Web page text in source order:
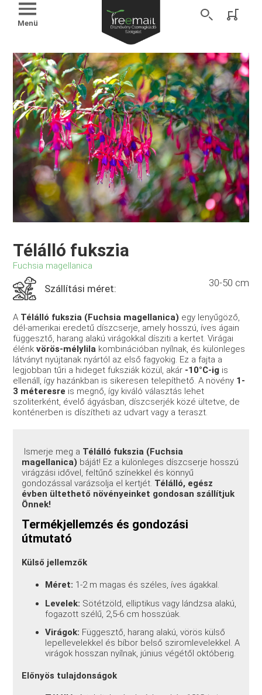
Menü
Télálló fukszia
Fuchsia magellanica
Szállítási méret: 30-50 cm
A Télálló fukszia (Fuchsia magellanica) egy lenyűgöző,
dél-amerikai eredetű díszcserje, amely hosszú, íves ágain
függesztő, harang alakú virágokkal dísziti a kertet. Virágai
élénkvörös-mélylila kombinációban nyílnak, és különleges
látványt nyújtanak nyártól az első fagyokig. Ez a fajta a
legjobban tűri a hideget fuksziák közül, akár -10°C-ig is
ellenáll, így hazánkban is sikeresen telepíthető. A növény 1-
3 méteresre is megnő, így kiváló választás lehet
szoliterként, évelő ágyásban, díszcserjék közé ültetve, de
konténerben is díszítheti az udvart vagy a teraszt.
Ismerje meg a Télálló fukszia (Fuchsia
magellanica) báját! Ez a különleges díszcserje hosszú
virágzási idővel, feltűnő színekkel és könnyű
gondozással varázsolja el kertjét. Télálló, egész
évben ültethető növényeinket gondosan szállítjuk
Önnek!
Termékjellemzés és gondozási
útmutató
Külső jellemzők
Méret: 1-2 m magas és széles, íves ágakkal.
Levelek: Sötétzöld, elliptikus vagy lándzsa alakú,
fogazott szélű, 2,5-6 cm hosszúak.
Virágok: Függesztő, harang alakú, vörös külső
lepellevelekkel és bíbor belső sziromlevelekkel. A
virágok hosszan nyílnak, június végétől októberig.
Előnyös tulajdonságok